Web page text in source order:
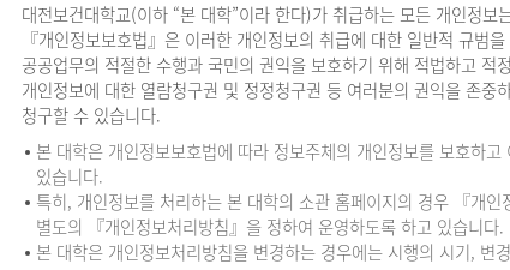
대전보건대학교(이하 “본 대학”이라 한다)가 취급하는 모든 개인정
『개인정보보호법』은 이러한 개인정보의 취급에 대한 일반적 규범
공공업무의 적절한 수행과 국민의 권익을 보호하기 위해 적법하고
개인정보에 대한 열람청구권 및 정정청구권 등 여러분의 권익을 존
청구할 수 있습니다.
본 대학은 개인정보보호법에 따라 정보주체의 개인정보를 보호하
있습니다.
특히, 개인정보를 처리하는 본 대학의 소관 홈페이지의 경우 『개
별도의 『개인정보처리방침』을 정하여 운영하도록 하고 있습니다.
본 대학은 개인정보처리방침을 변경하는 경우에는 시행의 시기,